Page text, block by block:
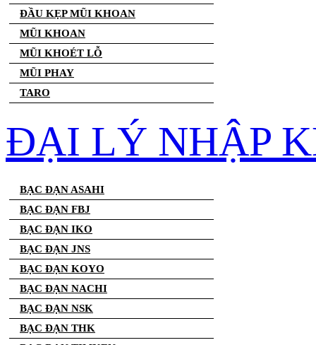
ĐẦU KẸP MŨI KHOAN
MŨI KHOAN
MŨI KHOÉT LỖ
MŨI PHAY
TARO
ĐẠI LÝ NHẬP
BẠC ĐẠN ASAHI
BẠC ĐẠN FBJ
BẠC ĐẠN IKO
BẠC ĐẠN JNS
BẠC ĐẠN KOYO
BẠC ĐẠN NACHI
BẠC ĐẠN NSK
BẠC ĐẠN THK